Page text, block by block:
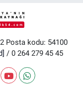
Posta kodu: 54100
/ 0 264 279 45 45